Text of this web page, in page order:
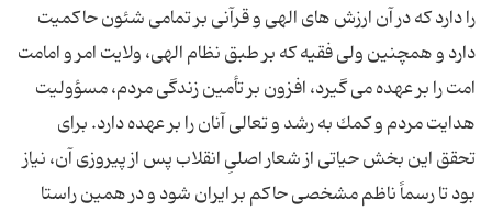
را دارد كه در آن ارزش های الهی و قرآنی بر تمامی شئون حاكمیت
دارد و همچنین ولی فقیه كه بر طبق نظام الهی، ولایت امر و امامت
امت را بر عهده می گیرد، افزون بر تأمین زندگی مردم، مسؤولیت
هدایت مردم و كمك به رشد و تعالی آنان را بر عهده دارد. برای
تحقق این بخش حیاتی از شعار اصلیِ انقلاب پس از پیروزی آن، نیاز
بود تا رسماً ناظم مشخصی حاكم بر ایران شود و در همین راستا